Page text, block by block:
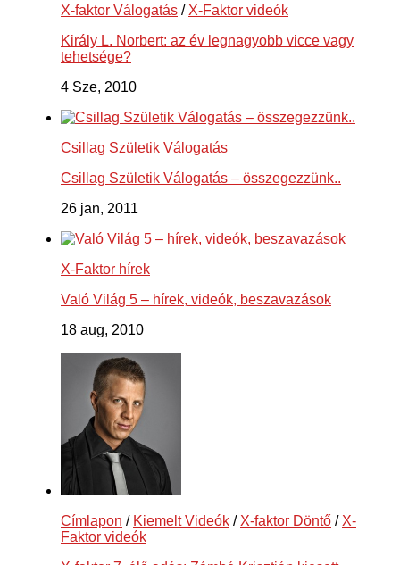
X-faktor Válogatás / X-Faktor videók
Király L. Norbert: az év legnagyobb vicce vagy
tehetsége?
4 Sze, 2010
Csillag Születik Válogatás
Csillag Születik Válogatás – összegezzünk..
26 jan, 2011
X-Faktor hírek
Való Világ 5 – hírek, videók, beszavazások
18 aug, 2010
Címlapon / Kiemelt Videók / X-faktor Döntő / X-
Faktor videók